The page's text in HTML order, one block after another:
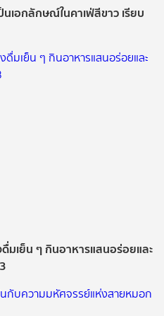
เอกลักษณ์ในคาเฟ่สีขาว เรียบ
มเย็น ๆ กินอาหารแสนอร่อยและ